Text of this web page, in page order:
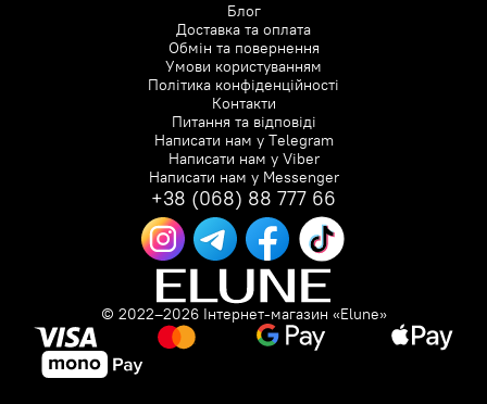
© 2022–2026 Інтернет-магазин «Elune»
Блог
Доставка та оплата
Обмін та повернення
Умови користуванням
Політика конфіденційності
Контакти
Питання та відповіді
Написати нам уTelegram
Написати нам уViber
Написати нам уMessenger
+38 (068) 88 777 66